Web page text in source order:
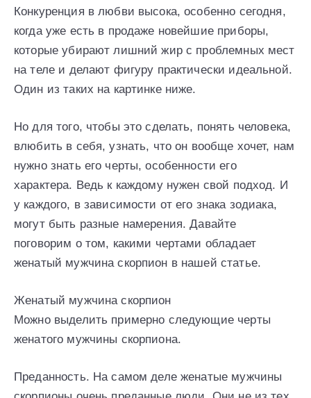
Конкуренция в любви высока, особенно сегодня,
когда уже есть в продаже новейшие приборы,
которые убирают лишний жир с проблемных мест
на теле и делают фигуру практически идеальной.
Один из таких на картинке ниже.
Но для того, чтобы это сделать, понять человека,
влюбить в себя, узнать, что он вообще хочет, нам
нужно знать его черты, особенности его
характера. Ведь к каждому нужен свой подход. И
у каждого, в зависимости от его знака зодиака,
могут быть разные намерения. Давайте
поговорим о том, какими чертами обладает
женатый мужчина скорпион в нашей статье.
Женатый мужчина скорпион
Можно выделить примерно следующие черты
женатого мужчины скорпиона.
Преданность. На самом деле женатые мужчины